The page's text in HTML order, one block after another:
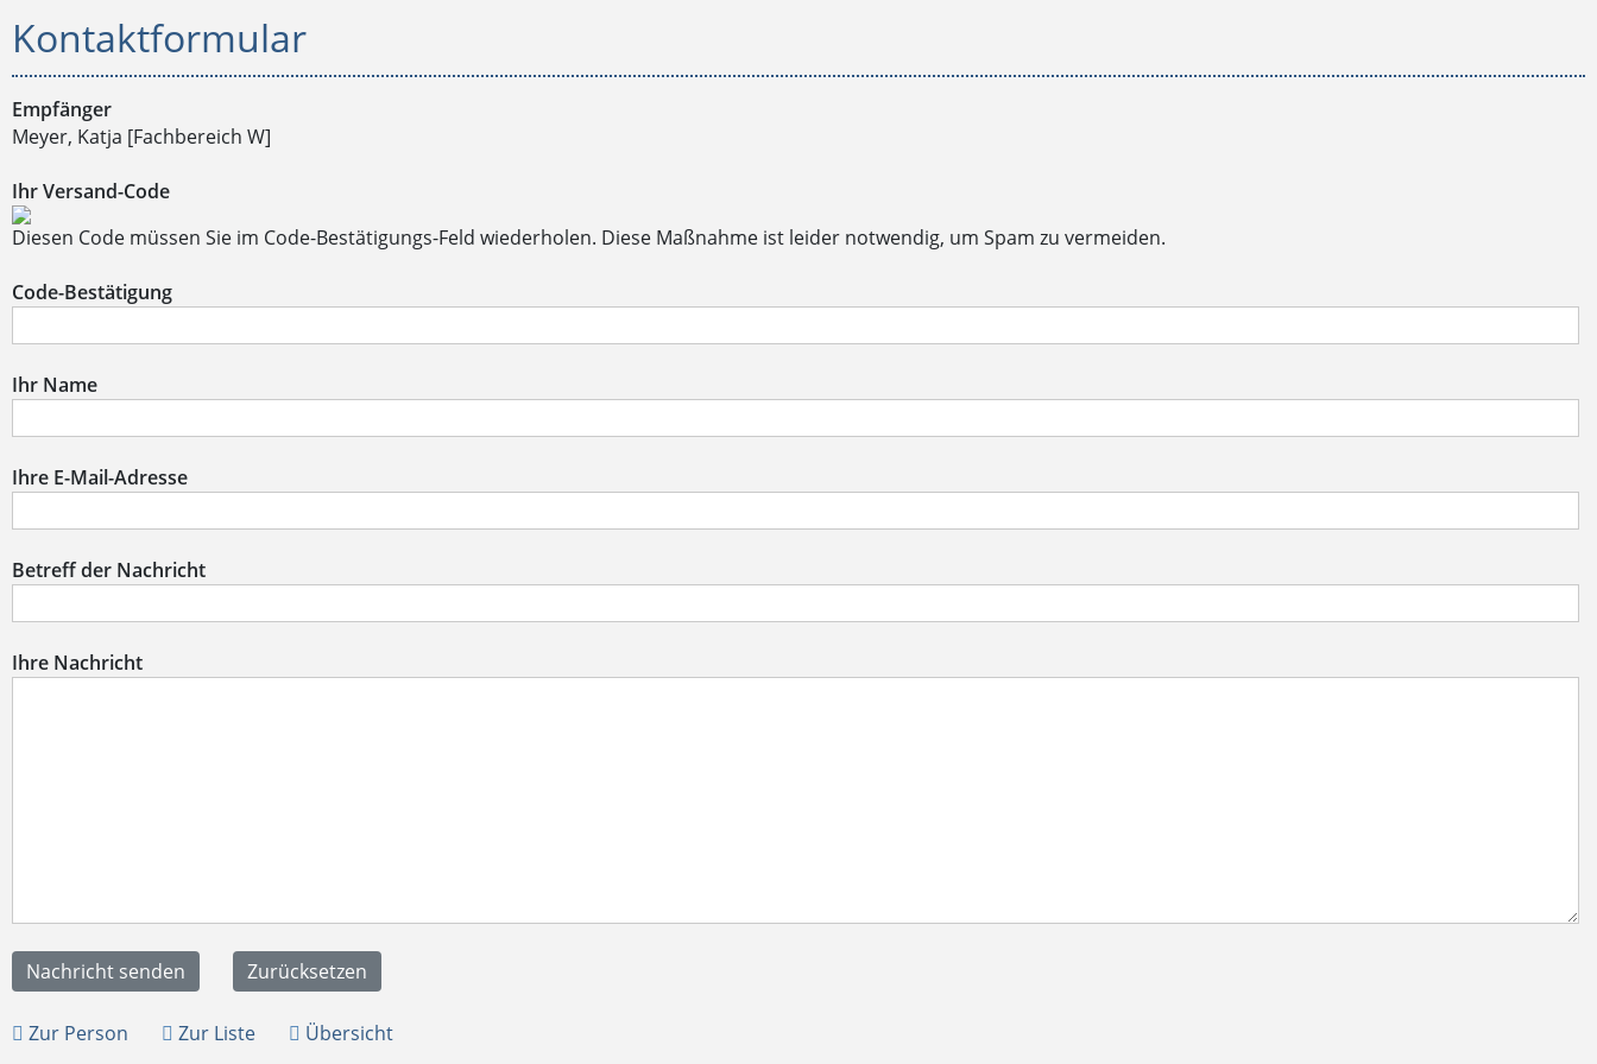
Kontaktformular
Empfänger
Meyer, Katja [Fachbereich W]
Ihr Versand-Code
Diesen Code müssen Sie im Code-Bestätigungs-Feld wiederholen. Diese Maßnahme ist leider notwendig, um Spam zu vermeiden.
Code-Bestätigung
Ihr Name
Ihre E-Mail-Adresse
Betreff der Nachricht
Ihre Nachricht
Zur Person Zur Liste Übersicht